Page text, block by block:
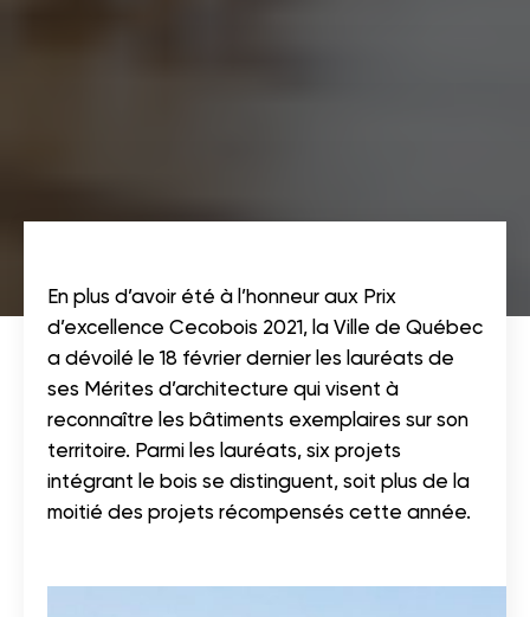
En plus d’avoir été à l’honneur aux Prix
d’excellence Cecobois 2021, la Ville de Québec
a dévoilé le 18 février dernier les lauréats de
ses Mérites d’architecture qui visent à
reconnaître les bâtiments exemplaires sur son
territoire. Parmi les lauréats, six projets
intégrant le bois se distinguent, soit plus de la
moitié des projets récompensés cette année.